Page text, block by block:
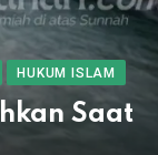
HUKUM ISLAM
Saat